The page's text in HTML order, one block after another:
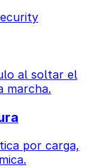
al soltar el
marcha.
por carga,